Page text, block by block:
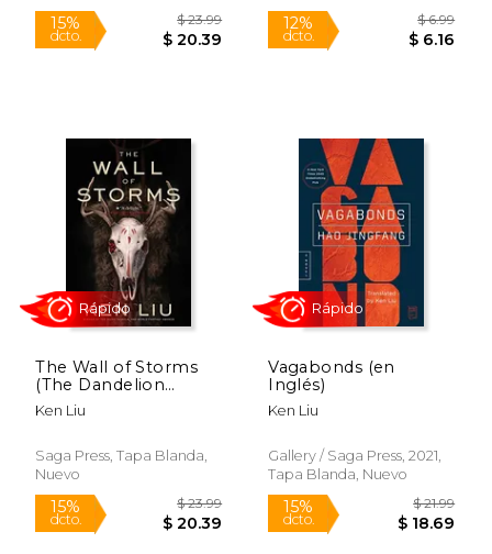
$ 25.49
The Wall of Storms
(The Dandelion
Dynasty)
Ken Liu
Saga Press, Tapa Blanda,
Nuevo
Vagabonds (en
Inglés)
Ken Liu
Gallery / Saga Press, 2021,
Tapa Blanda, Nuevo